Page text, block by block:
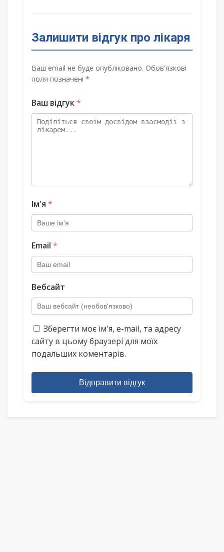
Залишити відгук про лікаря
Ваш email не буде опубліковано. Обов'язкові
поля позначені *
Ваш відгук*
Ім'я *
Email *
Вебсайт
Зберегти моє ім'я, e-mail, та адресу
сайту в цьому браузері для моїх
подальших коментарів.
Відправити відгук